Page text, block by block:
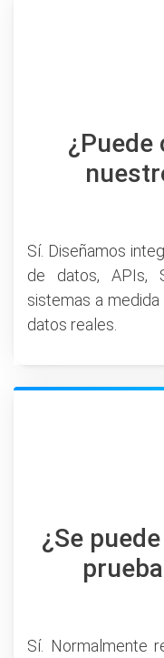
Sí. Diseñamos
de datos, APIs,
sistemas a
datos reales.
¿Se
Sí. Normalmente